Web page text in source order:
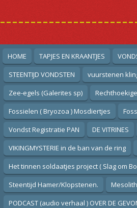
HOME TAPJES EN KRAANTJES
STEENTIJD VONDSTEN
vuurstenen
Zee-egels (Galerites sp)
Fossielen ( Bryozoa ) Mosdiertjes
Vondst Registratie PAN
DE VITRINES
VIKINGMYSTERIE in de ban van de ring
Het tinnen soldaatjes project ( Slag om
Steentijd Hamer/Klopstenen.
PODCAST (audio verhaal ) OVER DE